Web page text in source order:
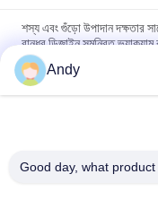
শস্য এবং গুঁড়ো উপাদান দক্ষতার
বান্ধব ডিজাইন সমন্বিত ভ্যাকুয়াম
শিল্প প্রক্রিয়ায় কণিকাকার
ভ্যাকুয়াম কনভেয়র সিস্টেম
ভ্যাকুয়াম কনভেয়র সিস্টেমগুলি
Andy
Good day, what